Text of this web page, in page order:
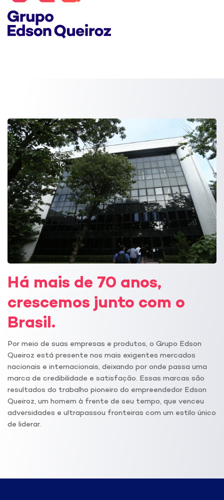
Há mais de 70 anos,
crescemos junto com o
Brasil.
Por meio de suas empresas e produtos, o Grupo Edson
Queiroz está presente nos mais exigentes mercados
nacionais e internacionais, deixando por onde passa uma
marca de credibilidade e satisfação. Essas marcas são
resultados do trabalho pioneiro do empreendedor Edson
Queiroz, um homem à frente de seu tempo, que venceu
adversidades e ultrapassou fronteiras com um estilo único
de liderar.